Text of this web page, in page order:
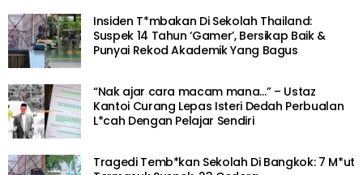
Insiden T*mbakan Di Sekolah Thailand:
Suspek 14 Tahun ‘Gamer’, Bersikap Baik &
Punyai Rekod Akademik Yang Bagus
“Nak ajar cara macam mana…” – Ustaz
Kantoi Curang Lepas Isteri Dedah Perbualan
L*cah Dengan Pelajar Sendiri
Tragedi Temb*kan Sekolah Di Bangkok: 7 M*ut